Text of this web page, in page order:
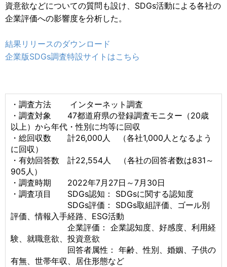
資意欲などについての質問も設け、SDGs活動による各社の
企業評価への影響度を分析した。
結果リリースのダウンロード
企業版SDGs調査特設サイトはこちら
・調査方法 インターネット調査
・調査対象 47都道府県の登録調査モニター（20歳
以上）から年代・性別に均等に回収
・総回収数 計26,000人 （各社1,000人となるよう
に回収）
・有効回答数 計22,554人 （各社の回答者数は831～
905人）
・調査時期 2022年7月27日～7月30日
・調査項目 SDGs認知： SDGsに関する認知度
SDGs評価： SDGs取組評価、ゴール別
評価、情報入手経路、ESG活動
企業評価： 企業認知度、好感度、利用経
験、就職意欲、投資意欲
回答者属性： 年齢、性別、婚姻、子供の
有無、世帯年収、居住形態など